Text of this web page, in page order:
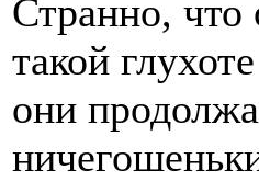
Странно,
такой
они